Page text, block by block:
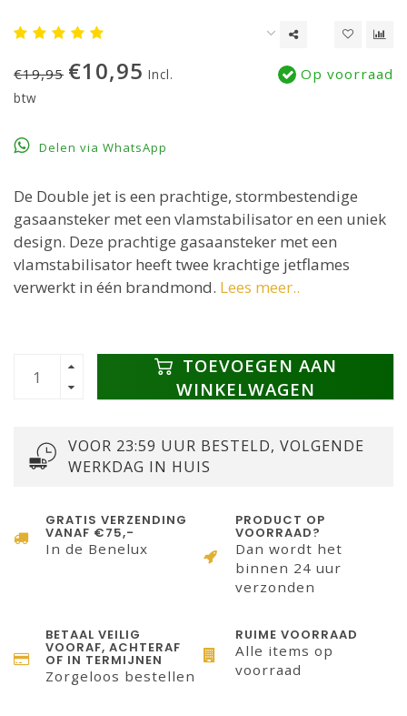
€19,95 €10,95 Incl.
btw
Op voorraad
Delen via WhatsApp
De Double jet is een prachtige, stormbestendige
gasaansteker met een vlamstabilisator en een uniek
design. Deze prachtige gasaansteker met een
vlamstabilisator heeft twee krachtige jetflames
verwerkt in één brandmond. Lees meer..
TOEVOEGEN AAN
WINKELWAGEN
VOOR 23:59 UUR BESTELD, VOLGENDE
WERKDAG IN HUIS
GRATIS VERZENDING
VANAF €75,-
In de Benelux
PRODUCT OP
VOORRAAD?
Dan wordt het
binnen 24 uur
verzonden
BETAAL VEILIG
VOORAF, ACHTERAF
OF IN TERMIJNEN
Zorgeloos bestellen
RUIME VOORRAAD
Alle items op
voorraad